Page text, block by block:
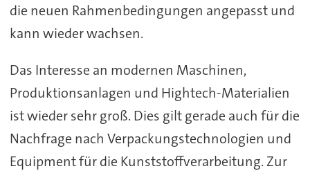
die neuen Rahmenbedingungen angepasst und
kann wieder wachsen.
Das Interesse an modernen Maschinen,
Produktionsanlagen und Hightech-Materialien
ist wieder sehr groß. Dies gilt gerade auch für die
Nachfrage nach Verpackungstechnologien und
Equipment für die Kunststoffverarbeitung. Zur